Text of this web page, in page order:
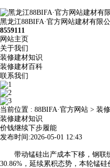
黑龙江88BIFA·官方网站建材有限
8559111
网站主页
关于我们
装修建材知识
装修建材百科
联系我们
当前位置 : 88BIFA·官方网站 > 装
装修建材知识
价钱继续下步履能
发布时间:2026-05-01 12:43
带动锰硅出产成本下移，钢联
30.86%，延续累积态势，本轮锰